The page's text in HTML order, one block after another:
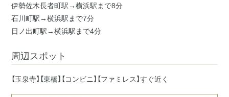
伊勢佐木長者町駅→横浜駅まで8分
石川町駅→横浜駅まで7分
日ノ出町駅→横浜駅まで4分
周辺スポット
【玉泉寺】【東橋】【コンビニ】【ファミレス】すぐ近く